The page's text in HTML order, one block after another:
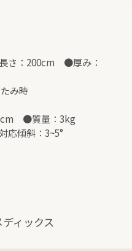
さ：200cm　●厚み：
み時
　●質量：3kg
傾斜：3~5°
ィックス